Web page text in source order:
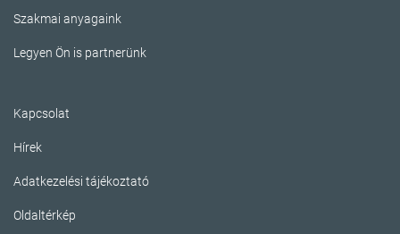
Szakmai anyagaink
Legyen Ön is partnerünk
Kapcsolat
Hírek
Adatkezelési tájékoztató
Oldaltérkép